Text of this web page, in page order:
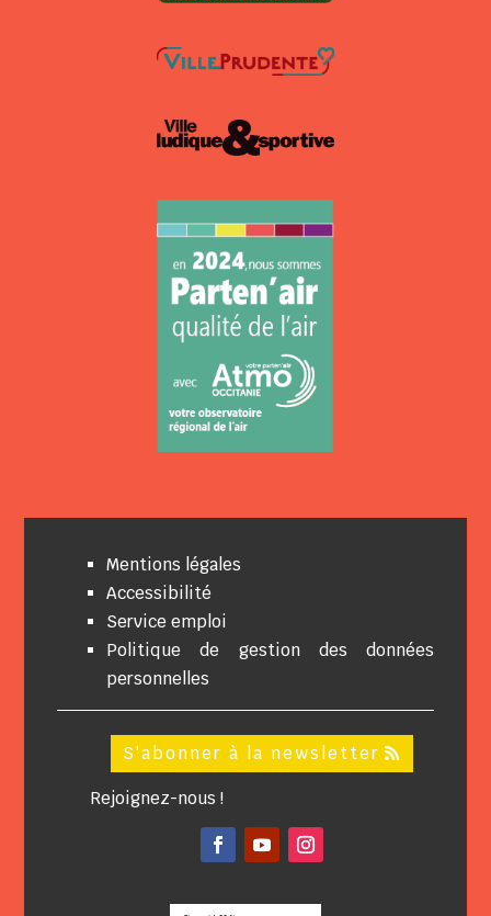
Mentions légales
Accessibilité
Service emploi
Politique de gestion des données
personnelles
S'abonner à la newsletter
Rejoignez-nous !